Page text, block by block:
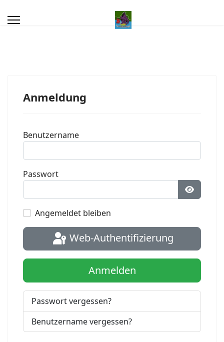
Impressum
Anmeldung
Benutzername
Passwort
Angemeldet bleiben
Web-Authentifizierung
Anmelden
Passwort vergessen?
Benutzername vergessen?